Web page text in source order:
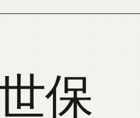
保